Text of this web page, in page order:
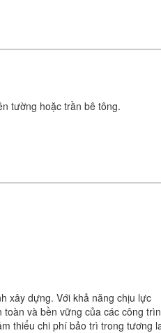
tường hoặc trần bê tông.
xây dựng. Với khả năng chịu lực
và bền vững của các công
thiểu chi phí bảo trì trong tương